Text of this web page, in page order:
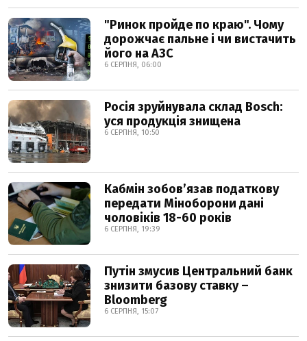
"Ринок пройде по краю". Чому
дорожчає пальне і чи вистачить
його на АЗС
6 СЕРПНЯ, 06:00
Росія зруйнувала склад Bosch:
уся продукція знищена
6 СЕРПНЯ, 10:50
Кабмін зобовʼязав податкову
передати Міноборони дані
чоловіків 18-60 років
6 СЕРПНЯ, 19:39
Путін змусив Центральний банк
знизити базову ставку –
Bloomberg
6 СЕРПНЯ, 15:07